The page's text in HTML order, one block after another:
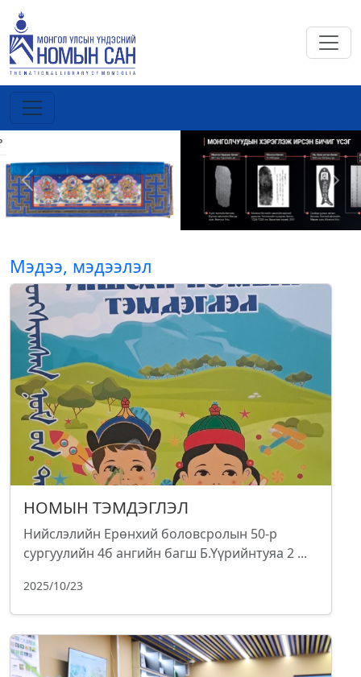
Previous Next
Мэдээ, мэдээлэл
НОМЫН ТЭМДЭГЛЭЛ
Нийслэлийн Ерөнхий боловсролын 50-р
сургуулийн 4б ангийн багш Б.Үүрийнтуяа 2 ...
2025/10/23